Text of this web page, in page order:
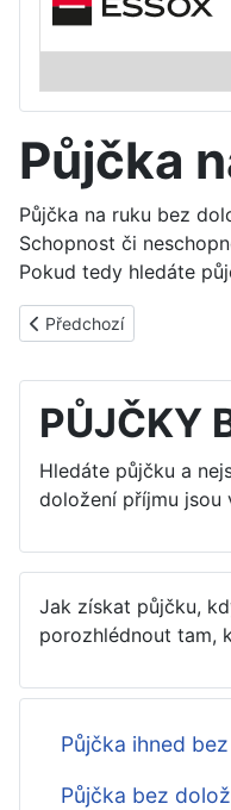
Půjčka
Půjčka na ruku bez
Schopnost či
Pokud tedy hledáte
Předchozí článek: Půjčka
Předchozí
PŮJČKY
Hledáte půjčku a
doložení příjmu jsou
Jak získat půjčku,
porozhlédnout tam,
Půjčka ihned
Půjčka bez